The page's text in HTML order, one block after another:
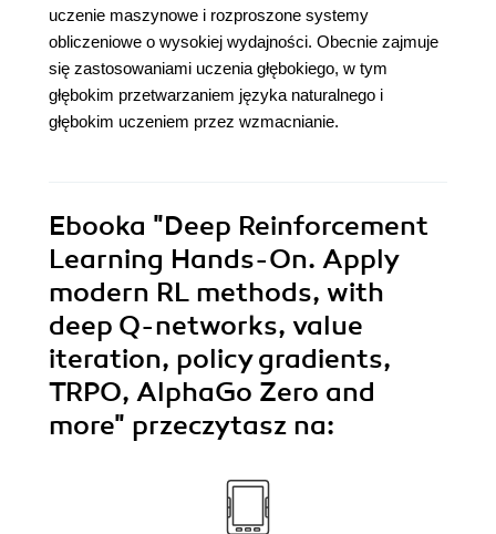
uczenie maszynowe i rozproszone systemy
obliczeniowe o wysokiej wydajności. Obecnie zajmuje
się zastosowaniami uczenia głębokiego, w tym
głębokim przetwarzaniem języka naturalnego i
głębokim uczeniem przez wzmacnianie.
Ebooka "Deep Reinforcement
Learning Hands-On. Apply
modern RL methods, with
deep Q-networks, value
iteration, policy gradients,
TRPO, AlphaGo Zero and
more" przeczytasz na: